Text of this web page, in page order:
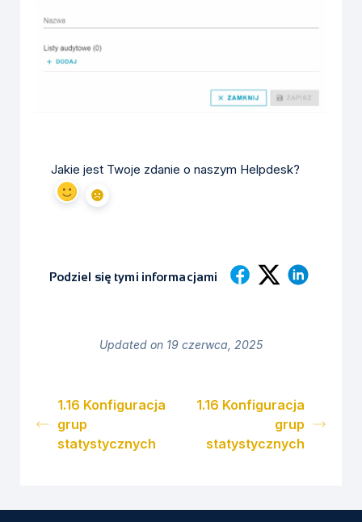
Jakie jest Twoje zdanie o naszym Helpdesk?
Podziel się tymi informacjami
Updated on 19 czerwca, 2025
1.16 Konfiguracja
grup
statystycznych
1.16 Konfiguracja
grup
statystycznych